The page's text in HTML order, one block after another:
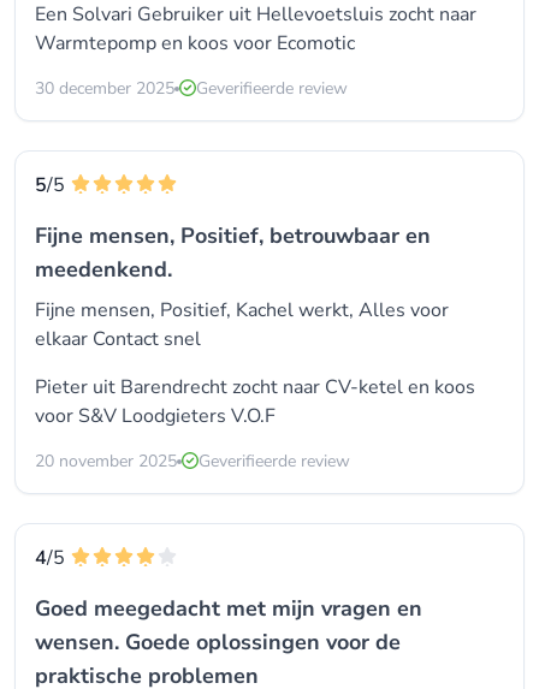
Een Solvari Gebruiker uit Hellevoetsluis zocht naar
Warmtepomp en koos voor Ecomotic
30 december 2025 Geverifieerde review
5/5
Fijne mensen, Positief, betrouwbaar en
meedenkend.
Fijne mensen, Positief, Kachel werkt, Alles voor
elkaar Contact snel
Pieter uit Barendrecht zocht naar CV-ketel en koos
voor S&V Loodgieters V.O.F
20 november 2025 Geverifieerde review
4/5
Goed meegedacht met mijn vragen en
wensen. Goede oplossingen voor de
praktische problemen